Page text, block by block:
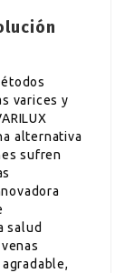
varices y
alternativa
sufren
salud